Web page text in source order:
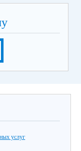
услуг